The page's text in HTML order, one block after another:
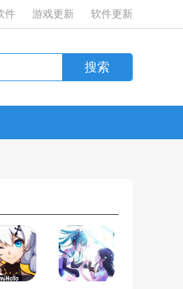
件 游戏更新 软件更新